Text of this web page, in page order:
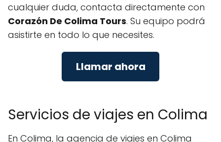
cualquier duda, contacta directamente con
Corazón De Colima Tours. Su equipo podrá
asistirte en todo lo que necesites.
Llamar ahora
Servicios de viajes en Colima
En Colima, la agencia de viajes en Colima